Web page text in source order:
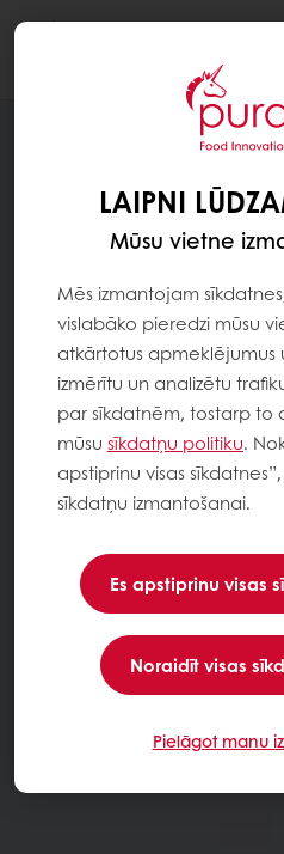
LAIPNI
Mūsu vietne
Mēs izmantojam
vislabāko pieredzi mūsu
atkārtotus apmeklējumus
izmērītu un analizētu
par sīkdatnēm, tostarp to
mūsu sīkdatņu politiku.
apstiprinu visas
sīkdatņu izmantošanai.
Es apstiprinu visas
Noraidīt visas
Pielāgot manu